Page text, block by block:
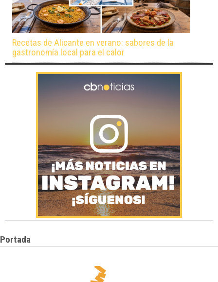
Recetas de Alicante en verano: sabores de la
gastronomía local para el calor
Portada